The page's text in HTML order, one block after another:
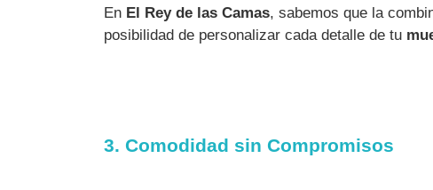
En El Rey de las Camas, sabemos que la
posibilidad de personalizar cada detalle de tu
3. Comodidad sin Compromisos